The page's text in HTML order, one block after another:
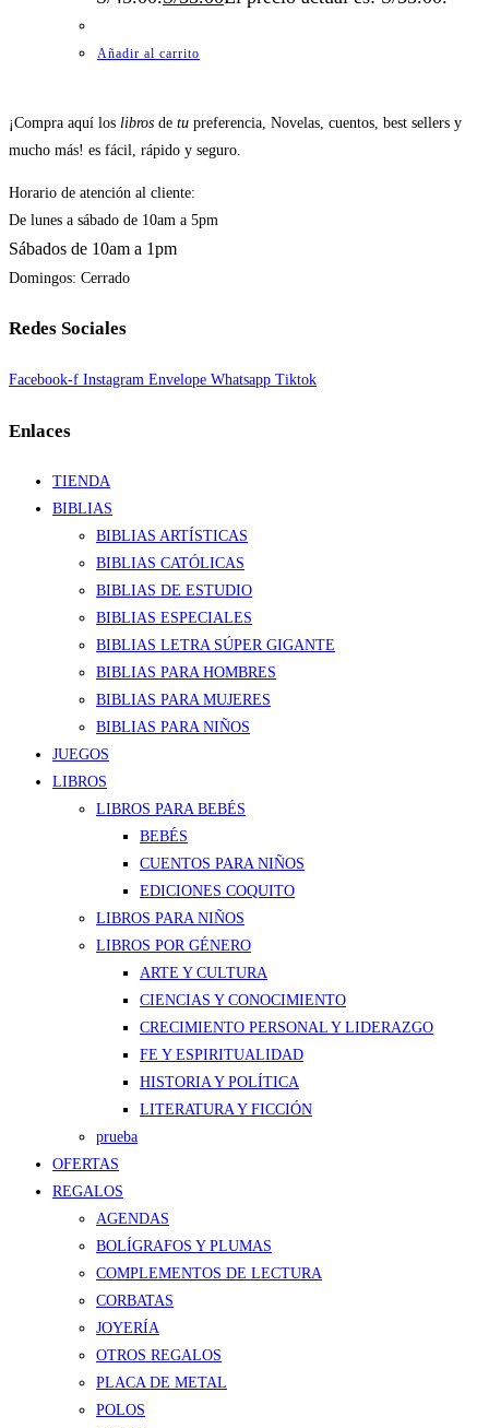
Añadir al carrito
¡Compra aquí los libros de tu preferencia, Novelas, cuentos, best sellers y
mucho más! es fácil, rápido y seguro.
Horario de atención al cliente:
De lunes a sábado de 10am a 5pm
Sábados de 10am a 1pm
Domingos: Cerrado
Redes Sociales
Facebook-f Instagram Envelope Whatsapp Tiktok
Enlaces
TIENDA
BIBLIAS
BIBLIAS ARTÍSTICAS
BIBLIAS CATÓLICAS
BIBLIAS DE ESTUDIO
BIBLIAS ESPECIALES
BIBLIAS LETRA SÚPER GIGANTE
BIBLIAS PARA HOMBRES
BIBLIAS PARA MUJERES
BIBLIAS PARA NIÑOS
JUEGOS
LIBROS
LIBROS PARA BEBÉS
BEBÉS
CUENTOS PARA NIÑOS
EDICIONES COQUITO
LIBROS PARA NIÑOS
LIBROS POR GÉNERO
ARTE Y CULTURA
CIENCIAS Y CONOCIMIENTO
CRECIMIENTO PERSONAL Y LIDERAZGO
FE Y ESPIRITUALIDAD
HISTORIA Y POLÍTICA
LITERATURA Y FICCIÓN
prueba
OFERTAS
REGALOS
AGENDAS
BOLÍGRAFOS Y PLUMAS
COMPLEMENTOS DE LECTURA
CORBATAS
JOYERÍA
OTROS REGALOS
PLACA DE METAL
POLOS